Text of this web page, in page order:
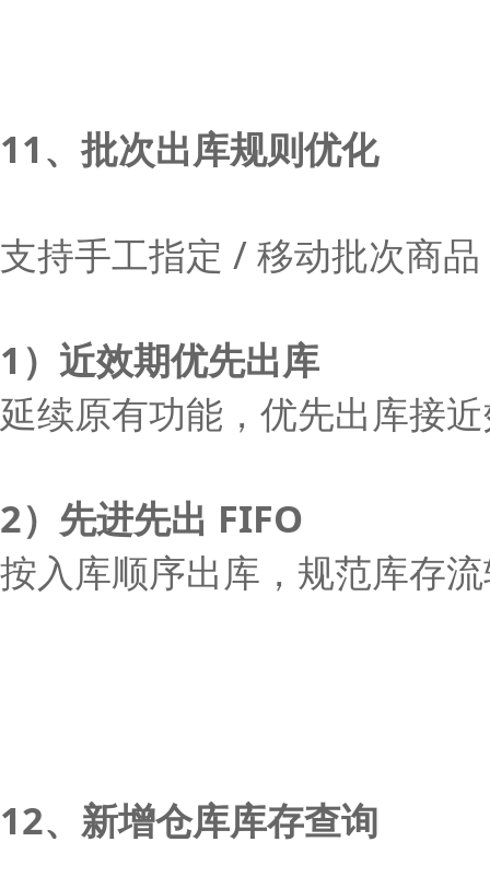
11、批次出库规则优化
支持手工指定 / 移动批次商
1）近效期优先出库
延续原有功能，优先出库接
2）先进先出 FIFO
按入库顺序出库，规范库存
12、新增仓库库存查询